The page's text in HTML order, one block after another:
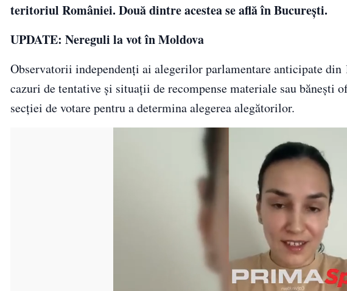
teritoriul României. Două dintre acestea se află în București.
UPDATE: Nereguli la vot în Moldova
Observatorii independenți ai alegerilor parlamentare anticipate
cazuri de tentative și situații de recompense materiale sau
secției de votare pentru a determina alegerea alegătorilor.